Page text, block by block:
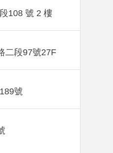
108 號 2 樓
二段97號27F
號